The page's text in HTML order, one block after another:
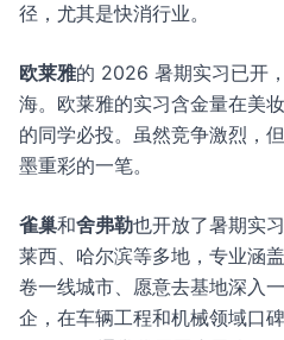
径，尤其是快消行业。
欧莱雅的 2026 暑期实习已开
海。欧莱雅的实习含金量在美
的同学必投。虽然竞争激烈，
墨重彩的一笔。
雀巢和舍弗勒也开放了暑期实
莱西、哈尔滨等多地，专业涵
卷一线城市、愿意去基地深入
企，在车辆工程和机械领域口